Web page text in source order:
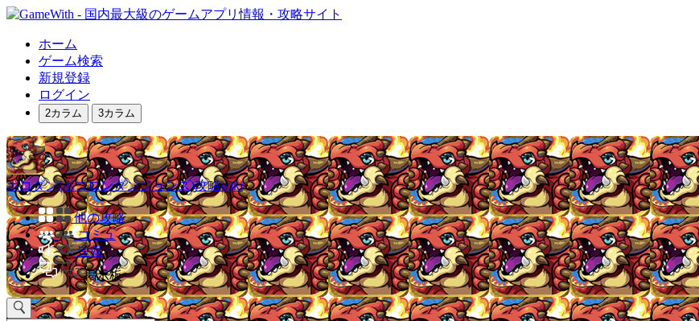
ホーム
ゲーム検索
新規登録
ログイン
2カラム 3カラム
ポコダン(ポコロンダンジョンズ)攻略wiki
他の攻略
コミュ
速報
掲示板